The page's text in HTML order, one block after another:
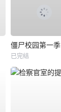
僵尸校园第一季
已完结